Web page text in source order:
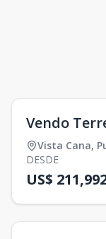
Vendo
Vista Cana,
DESDE
US$